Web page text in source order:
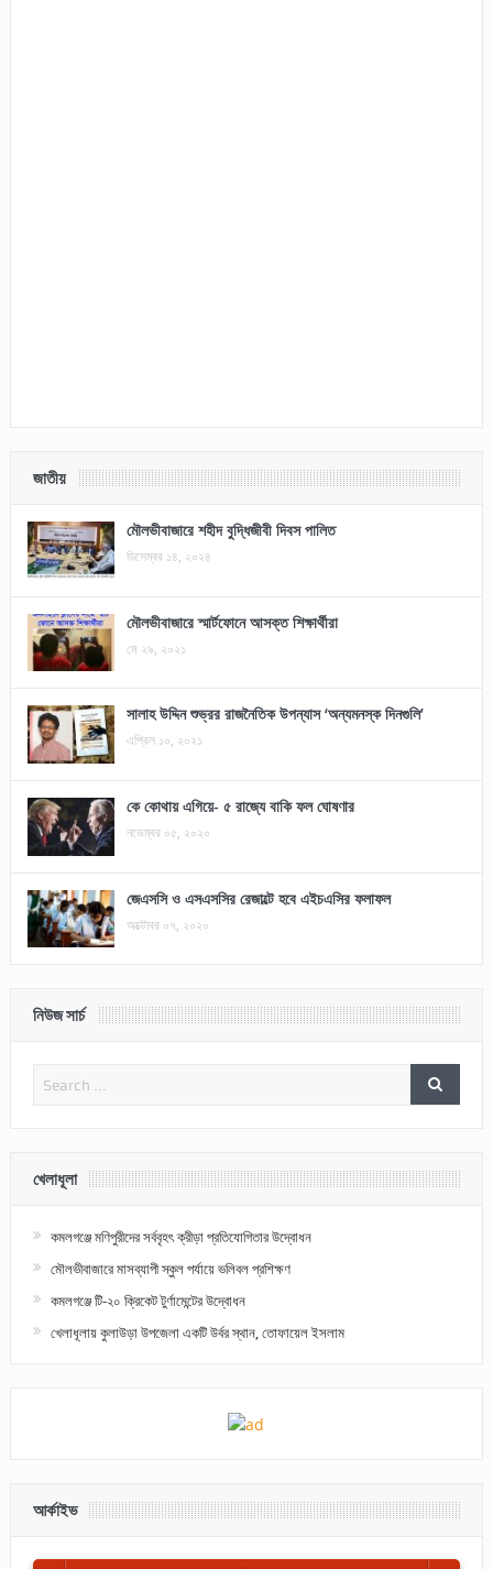
জাতীয়
মৌলভীবাজারে শহীদ বুদ্ধিজীবী দিবস পালিত
ডিসেম্বর ১৪, ২০২৪
মৌলভীবাজারে স্মার্টফোনে আসক্ত শিক্ষার্থীরা
মে ২৯, ২০২১
সালাহ উদ্দিন শুভ্রর রাজনৈতিক উপন্যাস ‘অন্যমনস্ক দিনগুলি’
এপ্রিল ১০, ২০২১
কে কোথায় এগিয়ে- ৫ রাজ্যে বাকি ফল ঘোষণার
নভেম্বর ০৫, ২০২০
জেএসসি ও এসএসসির রেজাল্টে হবে এইচএসির ফলাফল
অক্টোবর ০৭, ২০২০
নিউজ সার্চ
খেলাধূলা
কমলগঞ্জে মণিপুরীদের সর্ববৃহৎ ক্রীড়া প্রতিযোগিতার উদ্বোধন
মৌলভীবাজারে মাসব্যাপী স্কুল পর্যায়ে ভলিবল প্রশিক্ষণ
কমলগঞ্জে টি-২০ ক্রিকেট টুর্ণামেন্টের উদ্বোধন
খেলাধূলায় কুলাউড়া উপজেলা একটি উর্বর স্থান, তোফায়েল ইসলাম
আর্কাইভ